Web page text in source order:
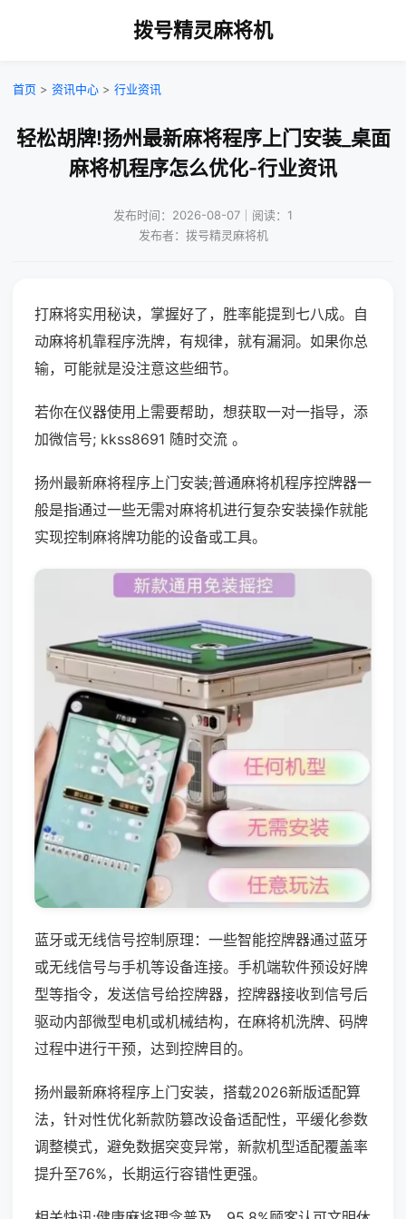
拨号精灵麻将机
首页 > 资讯中心 > 行业资讯
轻松胡牌!扬州最新麻将程序上门安装_桌面
麻将机程序怎么优化-行业资讯
发布时间：2026-08-07｜阅读：1
发布者：拨号精灵麻将机
打麻将实用秘诀，掌握好了，胜率能提到七八成。自
动麻将机靠程序洗牌，有规律，就有漏洞。如果你总
输，可能就是没注意这些细节。
若你在仪器使用上需要帮助，想获取一对一指导，添
加微信号; kkss8691 随时交流 。
扬州最新麻将程序上门安装;普通麻将机程序控牌器一
般是指通过一些无需对麻将机进行复杂安装操作就能
实现控制麻将牌功能的设备或工具。
蓝牙或无线信号控制原理：一些智能控牌器通过蓝牙
或无线信号与手机等设备连接。手机端软件预设好牌
型等指令，发送信号给控牌器，控牌器接收到信号后
驱动内部微型电机或机械结构，在麻将机洗牌、码牌
过程中进行干预，达到控牌目的。
扬州最新麻将程序上门安装，搭载2026新版适配算
法，针对性优化新款防篡改设备适配性，平缓化参数
调整模式，避免数据突变异常，新款机型适配覆盖率
提升至76%，长期运行容错性更强。